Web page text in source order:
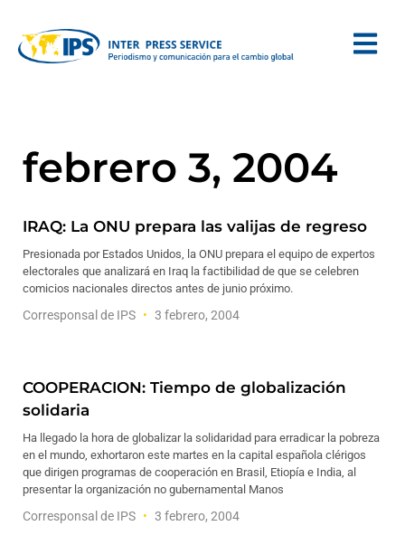
febrero 3, 2004
IRAQ: La ONU prepara las valijas de regreso
Presionada por Estados Unidos, la ONU prepara el equipo de expertos
electorales que analizará en Iraq la factibilidad de que se celebren
comicios nacionales directos antes de junio próximo.
Corresponsal de IPS 3 febrero, 2004
COOPERACION: Tiempo de globalización
solidaria
Ha llegado la hora de globalizar la solidaridad para erradicar la pobreza
en el mundo, exhortaron este martes en la capital española clérigos
que dirigen programas de cooperación en Brasil, Etiopía e India, al
presentar la organización no gubernamental Manos
Corresponsal de IPS 3 febrero, 2004